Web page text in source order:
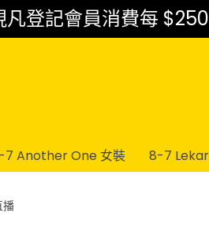
登記會員消費每
Another One 女裝 8-7
播